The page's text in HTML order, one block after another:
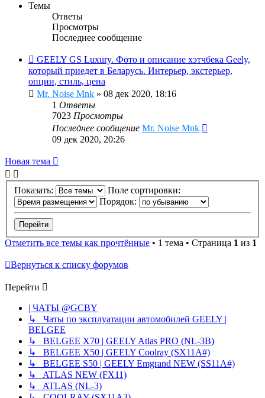
Темы
Ответы
Просмотры
Последнее сообщение
GEELY GS Luxury. Фото и описание хэтчбека Geely,
который приедет в Беларусь. Интерьер, экстерьер,
опции, стиль, цена
Mr. Noise Mnk » 08 дек 2020, 18:16
1 Ответы
7023 Просмотры
Последнее сообщение Mr. Noise Mnk
09 дек 2020, 20:26
Новая тема
Показать:
Поле сортировки:
Порядок:
Отметить все темы как прочтённые • 1 тема • Страница 1 из 1
Вернуться к списку форумов
Перейти
| ЧАТЫ @GCBY
↳ Чаты по эксплуатации автомобилей GEELY |
BELGEE
↳ BELGEE X70 | GEELY Atlas PRO (NL-3B)
↳ BELGEE X50 | GEELY Coolray (SX11A#)
↳ BELGEE S50 | GEELY Emgrand NEW (SS11A#)
↳ ATLAS NEW (FX11)
↳ ATLAS (NL-3)